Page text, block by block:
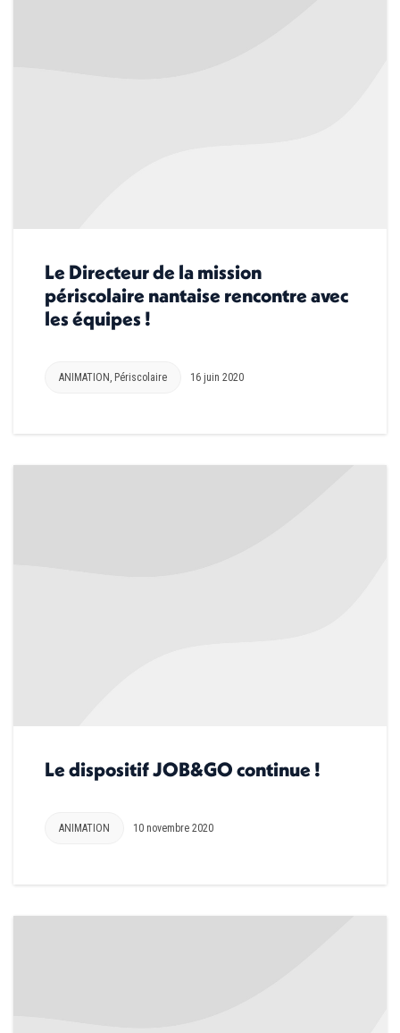
Le Directeur de la mission
périscolaire nantaise rencontre avec
les équipes !
ANIMATION, Périscolaire 16 juin 2020
Le dispositif JOB&GO continue !
ANIMATION 10 novembre 2020